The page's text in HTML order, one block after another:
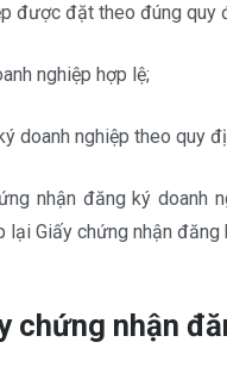
được đặt theo đúng
nghiệp hợp lệ;
doanh nghiệp theo quy
nhận đăng ký doanh
Giấy chứng nhận
chứng nhận